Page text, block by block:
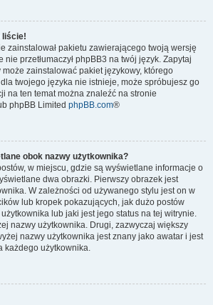
liście!
zainstalował pakietu zawierającego twoją wersję
przetłumaczył phpBB3 na twój język. Zapytaj
zainstalować pakiet językowy, którego
twojego języka nie istnieje, może spróbujesz go
na ten temat można znaleźć na stronie
phpBB Limited phpBB.com®
obok nazwy użytkownika?
w miejscu, gdzie są wyświetlane informacje o
dwa obrazki. Pierwszy obrazek jest
W zależności od używanego stylu jest on w
lub kropek pokazujących, jak dużo postów
lub jaki jest jego status na tej witrynie.
nazwy użytkownika. Drugi, zazwyczaj większy
nazwy użytkownika jest znany jako awatar i jest
każdego użytkownika.